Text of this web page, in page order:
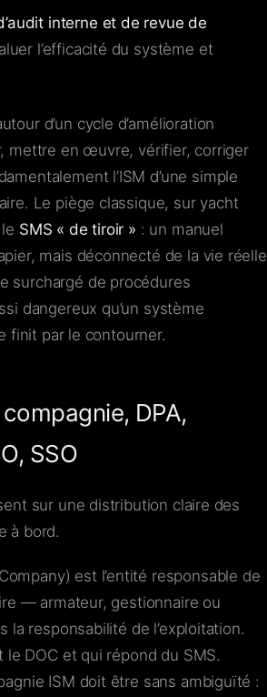
interne et de revue de
l’efficacité du système et
d’un cycle d’amélioration
mettre en œuvre, vérifier, corriger
l’ISM d’une simple
Le piège classique, sur yacht
SMS « de tiroir » : un manuel
mais déconnecté de la vie réelle
surchargé de procédures
dangereux qu’un système
finit par le contourner.
DPA,
SSO
sur une distribution claire des
à bord.
est l’entité responsable de
— armateur, gestionnaire ou
la responsabilité de l’exploitation.
le DOC et qui répond du SMS.
ISM doit être sans ambiguïté :